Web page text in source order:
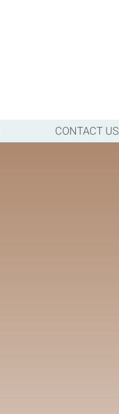
CONTACT US